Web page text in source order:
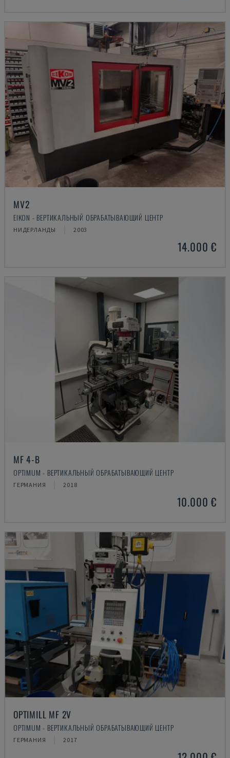
MV2
EIKON - ВЕРТИКАЛЬНЫЙ ОБРАБАТЫВАЮЩИЙ ЦЕНТР
НИДЕРЛАНДЫ 2003
14.000 €
MF 4-B
OPTIMUM - ВЕРТИКАЛЬНЫЙ ОБРАБАТЫВАЮЩИЙ ЦЕНТР
ГЕРМАНИЯ 2018
10.000 €
OPTIMILL MF 2V
OPTIMUM - ВЕРТИКАЛЬНЫЙ ОБРАБАТЫВАЮЩИЙ ЦЕНТР
ГЕРМАНИЯ 2017